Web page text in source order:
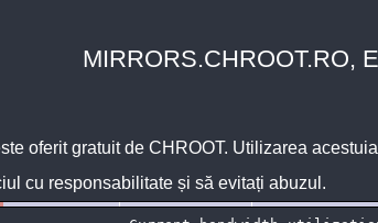
MIRRORS.CHROOT.RO,
oferit gratuit de CHROOT. Utilizarea
cu responsabilitate și să evitați abuzul.